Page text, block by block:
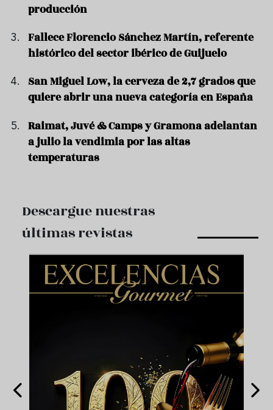
producción
Fallece Florencio Sánchez Martín, referente
histórico del sector ibérico de Guijuelo
San Miguel Low, la cerveza de 2,7 grados que
quiere abrir una nueva categoría en España
Raimat, Juvé & Camps y Gramona adelantan
a julio la vendimia por las altas
temperaturas
Descargue nuestras
últimas revistas